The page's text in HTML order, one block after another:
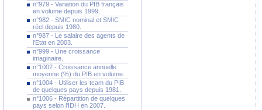
n°979 - Variation du PIB français
en volume depuis 1999.
n°982 - SMIC nominal et SMIC
réel depuis 1980.
n°987 - Le salaire des agents de
l'Etat en 2003.
n°999 - Une croissance
imaginaire.
n°1002 - Croissance annuelle
moyenne (%) du PIB en volume.
n°1004 - Utiliser les tcam du PIB
de quelques pays depuis 1981.
n°1006 - Répartition de quelques
pays selon l'IDH en 2007.